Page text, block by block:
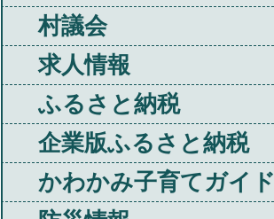
村議会
求人情報
ふるさと納税
企業版ふるさと納税
かわかみ子育てガイド